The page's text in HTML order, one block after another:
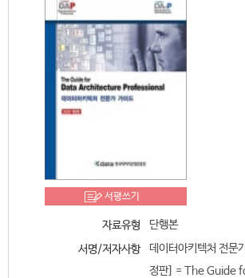
서평쓰기
자료유형
단행본
서명/저자사항
데이터아키텍처 전문
정판] = The Guide